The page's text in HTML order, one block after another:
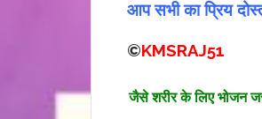
आप सभी का प्रिय
©KMSRAJ51
जैसे शरीर के लिए भोजन